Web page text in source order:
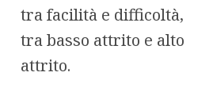
tra facilità e difficoltà,
tra basso attrito e alto
attrito.